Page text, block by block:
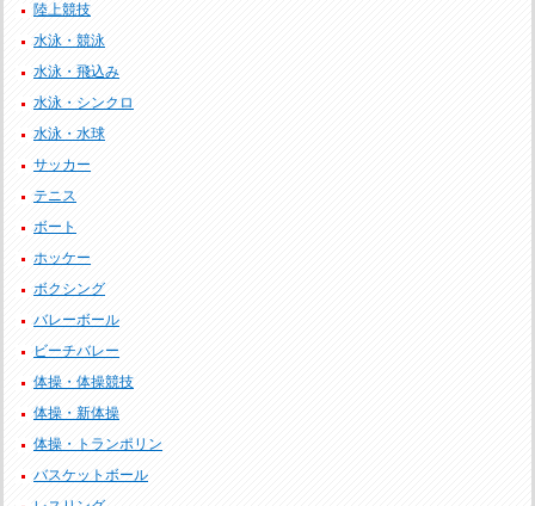
陸上競技
水泳・競泳
水泳・飛込み
水泳・シンクロ
水泳・水球
サッカー
テニス
ボート
ホッケー
ボクシング
バレーボール
ビーチバレー
体操・体操競技
体操・新体操
体操・トランポリン
バスケットボール